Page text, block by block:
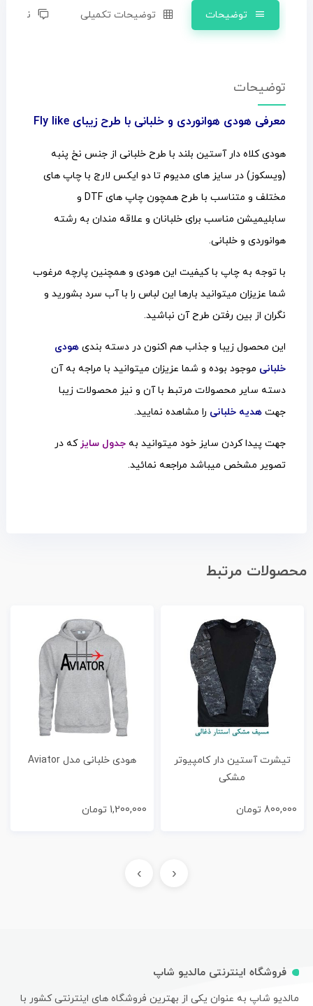
توضیحات توضیحات تکمیلی نظرات (0)
توضیحات
معرفی هودی هوانوردی و خلبانی با طرح زیبای Fly like
هودی کلاه دار آستین بلند با طرح خلبانی از جنس نخ پنبه
(ویسکوز) در سایز های مدیوم تا دو ایکس لارج با چاپ های
مختلف و متناسب با طرح همچون چاپ های DTF و
سابلیمیشن مناسب برای خلبانان و علاقه مندان به رشته
هوانوردی و خلبانی.
با توجه به چاپ با کیفیت این هودی و همچنین پارچه مرغوب
شما عزیزان میتوانید بارها این لباس را با آب سرد بشورید و
نگران از بین رفتن طرح آن نباشید.
این محصول زیبا و جذاب هم اکنون در دسته بندی هودی
خلبانی موجود بوده و شما عزیزان میتوانید با مراجه به آن
دسته سایر محصولات مرتبط با آن و نیز محصولات زیبا
جهت هدیه خلبانی را مشاهده نمایید.
جهت پیدا کردن سایز خود میتوانید به جدول سایز که در
تصویر مشخص میباشد مراجعه نمائید.
محصولات مرتبط
تیشرت آستین دار کامپیوتر
مشکی
800,000 تومان
هودی خلبانی مدل Aviator
1,200,000 تومان
‹
›
فروشگاه اینترنتی مالدیو شاپ
مالدیو شاپ به عنوان یکی از بهترین فروشگاه های اینترنتی کشور با